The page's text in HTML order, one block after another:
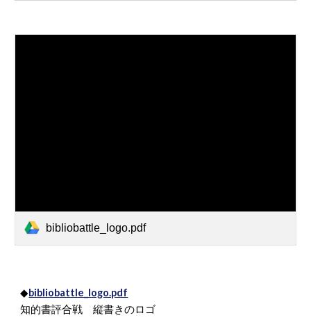
bibliobattle_logo.pdf
◆bibliobattle_logo.pdf
知的書評合戦 縦書きのロゴ